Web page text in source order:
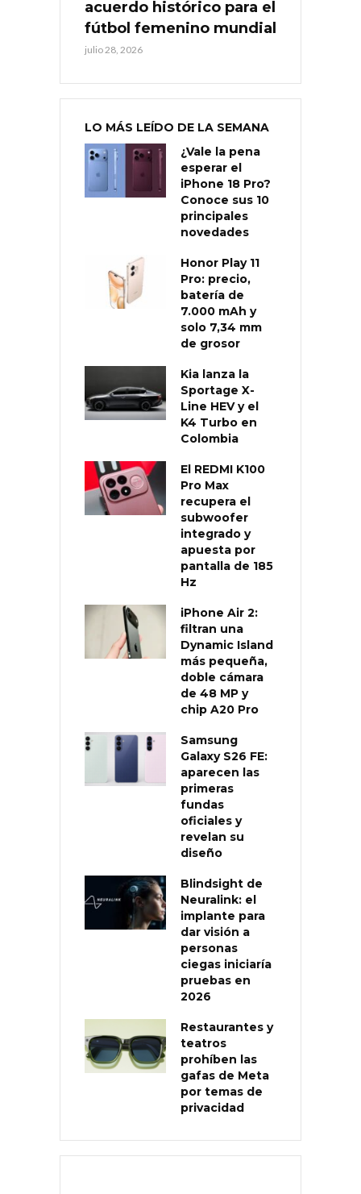
acuerdo histórico para el
fútbol femenino mundial
julio 28, 2026
LO MÁS LEÍDO DE LA SEMANA
¿Vale la pena
esperar el
iPhone 18 Pro?
Conoce sus 10
principales
novedades
Honor Play 11
Pro: precio,
batería de
7.000 mAh y
solo 7,34 mm
de grosor
Kia lanza la
Sportage X-
Line HEV y el
K4 Turbo en
Colombia
El REDMI K100
Pro Max
recupera el
subwoofer
integrado y
apuesta por
pantalla de 185
Hz
iPhone Air 2:
filtran una
Dynamic Island
más pequeña,
doble cámara
de 48 MP y
chip A20 Pro
Samsung
Galaxy S26 FE:
aparecen las
primeras
fundas
oficiales y
revelan su
diseño
Blindsight de
Neuralink: el
implante para
dar visión a
personas
ciegas iniciaría
pruebas en
2026
Restaurantes y
teatros
prohíben las
gafas de Meta
por temas de
privacidad